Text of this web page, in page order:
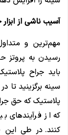
آسیب ناشی از ابزار
مهم‌ترین و
رسیدن به پروتز
باید جراح
سینه برگزینید تا
پلاستیک که حق
که از فرآیند‌های
کنند. در طی این